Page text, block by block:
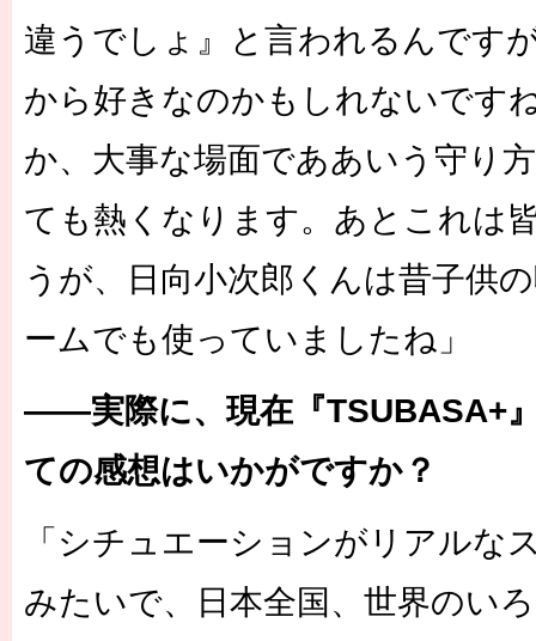
違うでしょ』と言われるんです
から好きなのかもしれないです
か、大事な場面でああいう守り
ても熱くなります。あとこれは
うが、日向小次郎くんは昔子供
ームでも使っていましたね」
――実際に、現在『TSUBASA+
ての感想はいかがですか？
「シチュエーションがリアルな
みたいで、日本全国、世界のい